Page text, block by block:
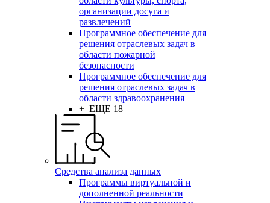
организации досуга и
развлечений
Программное обеспечение для
решения отраслевых задач в
области пожарной
безопасности
Программное обеспечение для
решения отраслевых задач в
области здравоохранения
+ ЕЩЕ 18
Средства анализа данных
Программы виртуальной и
дополненной реальности